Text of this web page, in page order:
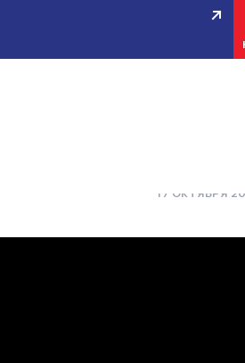
ПРЕТЕНЗИИ,
ИГРАЕТ
17 ОКТЯБРЯ